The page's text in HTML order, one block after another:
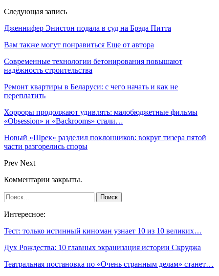
Следующая запись
Дженнифер Энистон подала в суд на Брэда Питта
Вам также могут понравиться Еще от автора
Современные технологии бетонирования повышают
надёжность строительства
Ремонт квартиры в Беларуси: с чего начать и как не
переплатить
Хорроры продолжают удивлять: малобюджетные фильмы
«Obsession» и «Backrooms» стали…
Новый «Шрек» разделил поклонников: вокруг тизера пятой
части разгорелись споры
Prev Next
Комментарии закрыты.
Интересное:
Тест: только истинный киноман узнает 10 из 10 великих…
Дух Рождества: 10 главных экранизация истории Скруджа
Театральная постановка по «Очень странным делам» станет…